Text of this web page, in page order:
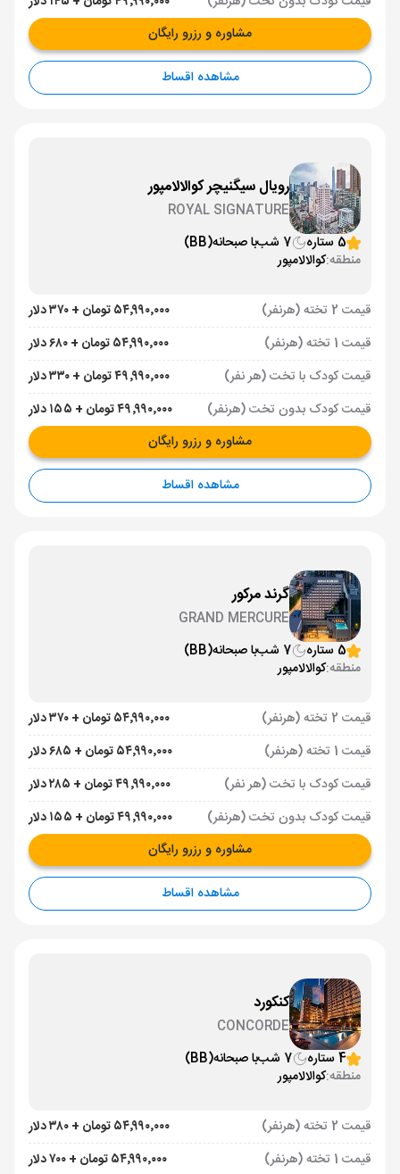
مشاوره و رزرو رایگان
مشاهده اقساط
رویال سیگنیچر کوالالامپور
ROYAL SIGNATURE
5 ستاره
7 شب با صبحانه(BB)
منطقه:کوالالامپور
قیمت 2 تخته (هرنفر)
۵۴٬۹۹۰٬۰۰۰ تومان + ۳۷۰ دلار
قیمت 1 تخته (هرنفر)
۵۴٬۹۹۰٬۰۰۰ تومان + ۶۸۰ دلار
قیمت کودک با تخت (هر نفر)
۴۹٬۹۹۰٬۰۰۰ تومان + ۳۳۰ دلار
قیمت کودک بدون تخت (هرنفر)
۴۹٬۹۹۰٬۰۰۰ تومان + ۱۵۵ دلار
مشاوره و رزرو رایگان
مشاهده اقساط
گرند مرکور
GRAND MERCURE
5 ستاره
7 شب با صبحانه(BB)
منطقه:کوالالامپور
قیمت 2 تخته (هرنفر)
۵۴٬۹۹۰٬۰۰۰ تومان + ۳۷۰ دلار
قیمت 1 تخته (هرنفر)
۵۴٬۹۹۰٬۰۰۰ تومان + ۶۸۵ دلار
قیمت کودک با تخت (هر نفر)
۴۹٬۹۹۰٬۰۰۰ تومان + ۲۸۵ دلار
قیمت کودک بدون تخت (هرنفر)
۴۹٬۹۹۰٬۰۰۰ تومان + ۱۵۵ دلار
مشاوره و رزرو رایگان
مشاهده اقساط
کنکورد
CONCORDE
4 ستاره
7 شب با صبحانه(BB)
منطقه:کوالالامپور
قیمت 2 تخته (هرنفر)
۵۴٬۹۹۰٬۰۰۰ تومان + ۳۸۰ دلار
قیمت 1 تخته (هرنفر)
۵۴٬۹۹۰٬۰۰۰ تومان + ۷۰۰ دلار